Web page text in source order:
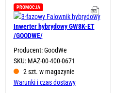
12.0-
E
/FOX
ESS/
Karta katalogowa
PROMOCJA
Inwerter hybrydowy GW8K-ET
/GOODWE/
Producent: GoodWe
SKU: MAZ-00-400-0671
2 szt. w magazynie
Warunki i czas dostawy